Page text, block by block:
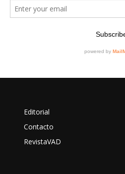
Editorial
Contacto
RevistaVAD